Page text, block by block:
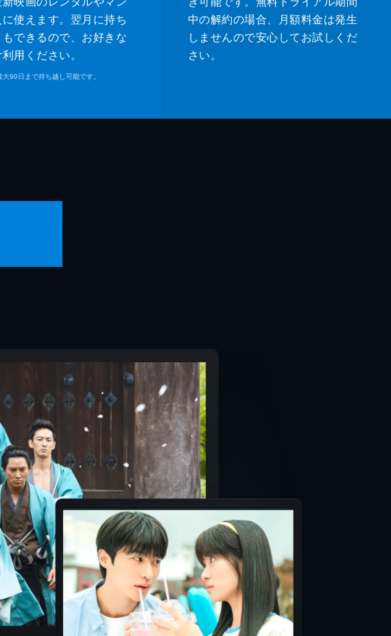
使えます。翌月に持ち
できるので、お好きな
用ください。
90日まで持ち越し可能です。
中の解約の場合、月額料金は発生
しませんので安心してお試しくだ
さい。